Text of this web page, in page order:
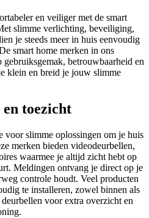
en veiliger met de smart
slimme verlichting, beveiliging,
je steeds meer in huis eenvoudig
smart home merken in ons
gebruiksgemak, betrouwbaarheid en
klein en breid je jouw slimme
toezicht
slimme oplossingen om je huis
merken bieden videodeurbellen,
waarmee je altijd zicht hebt op
Meldingen ontvang je direct op je
controle houdt. Veel producten
te installeren, zowel binnen als
voor extra overzicht en